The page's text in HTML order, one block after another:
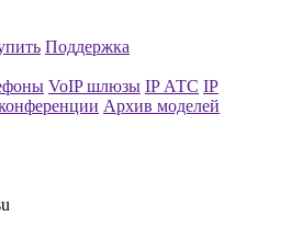
Поддержка
VoIP шлюзы IP АТС IP
Архив моделей